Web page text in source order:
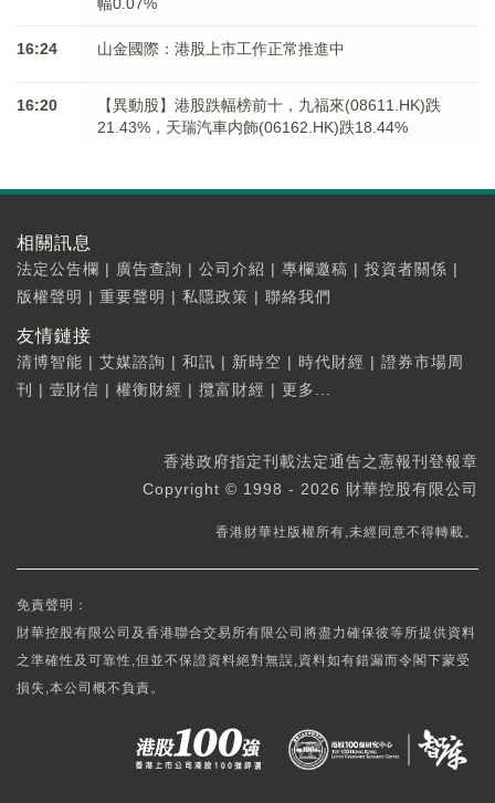
16:24 山金國際：港股上市工作正常推進中
16:20
【異動股】港股跌幅榜前十，九福來(08611.HK)跌
21.43%，天瑞汽車内飾(06162.HK)跌18.44%
相關訊息
法定公告欄 | 廣告查詢 | 公司介紹 | 專欄邀稿 | 投資者關係 |
版權聲明 | 重要聲明 | 私隱政策 | 聯絡我們
友情鏈接
清博智能 | 艾媒諮詢 | 和訊 | 新時空 | 時代財經 | 證券市場周
刊
| 壹財信 | 權衡財經 | 攬富財經 | 更多...
香港政府指定刊載法定通告之憲報刊登報章
Copyright © 1998 - 2026 財華控股有限公司
香港財華社版權所有,未經同意不得轉載。
免責聲明：
財華控股有限公司及香港聯合交易所有限公司將盡力確保彼等所提供資料
之準確性及可靠性,但並不保證資料絕對無誤,資料如有錯漏而令閣下蒙受
損失,本公司概不負責。